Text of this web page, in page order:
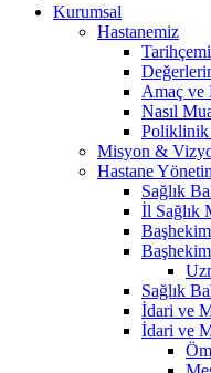
Kurumsal
Hastanemiz
Amaç ve
Nasıl
Poliklinik
Misyon &
Hastane
Sağlık
İl Sağlık
Başhekim
Başhekim
Sağlık
İdari ve
İdari ve